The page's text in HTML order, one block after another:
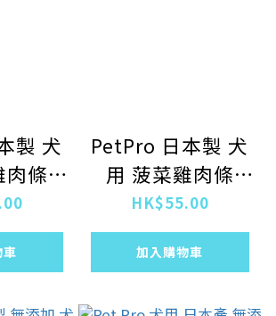
製 犬
肉條
PetPro 日本製 犬
用 菠菜雞肉條
100g
HK$55.00
加入購物車